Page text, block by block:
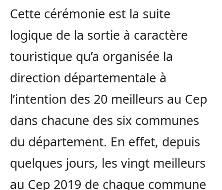
Cette cérémonie est la suite
logique de la sortie à caractère
touristique qu’a organisée la
direction départementale à
l’intention des 20 meilleurs au Cep
dans chacune des six communes
du département. En effet, depuis
quelques jours, les vingt meilleurs
au Cep 2019 de chaque commune